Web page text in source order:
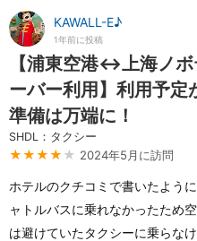
KAWALL-E♪
1年前に投稿
【浦東空港↔上海ノボ
ーバー利用】利用予定
準備は万端に！
SHDL：タクシー
★★★★ ★ 2024年5月に訪問
ホテルのクチコミで書いたよう
ャトルバスに乗れなかったため
は避けていたタクシーに乗らな